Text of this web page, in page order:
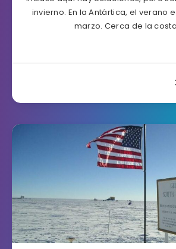
invierno. En la Antártica, el verano
marzo. Cerca de la